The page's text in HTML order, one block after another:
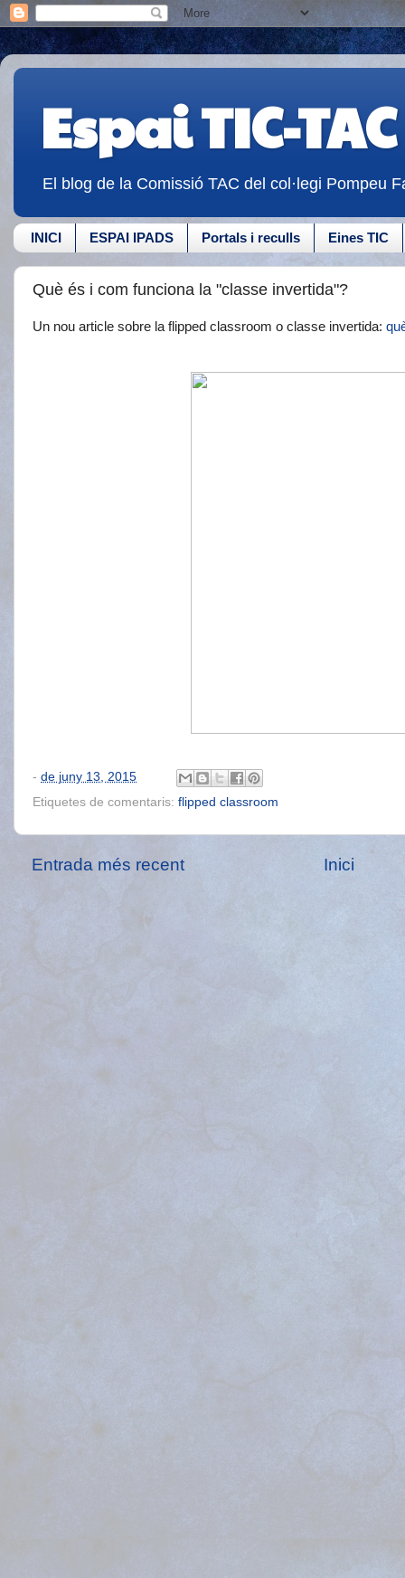
Espai TIC-TAC
El blog de la Comissió TAC del col·legi Pompeu
INICI ESPAI IPADS Portals i reculls Eines TIC
Què és i com funciona la "classe invertida"?
Un nou article sobre la flipped classroom o classe invertida:
- de juny 13, 2015
Etiquetes de comentaris: flipped classroom
Entrada més recent Inici